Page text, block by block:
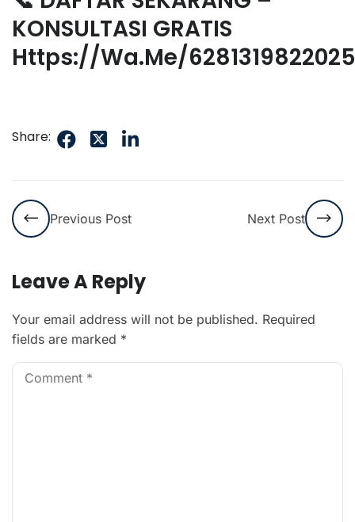
KONSULTASI GRATIS
Https://wa.me/6281319822025
Share:
Previous Post Next Post
Leave A Reply
Your email address will not be published. Required
fields are marked *